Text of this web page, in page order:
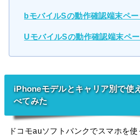
bモバイルSの動作確認端末ペ
UモバイルSの動作確認端末ペ
iPhoneモデルとキャリア別で使
べてみた
ドコモauソフトバンクでスマホを